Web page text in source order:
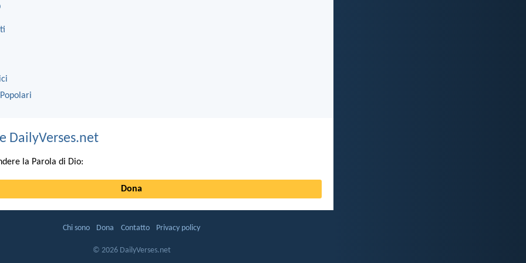
DailyVerses.net
la Parola di Dio:
Dona
Chi sono Dona Contatto Privacy policy
© 2026 DailyVerses.net